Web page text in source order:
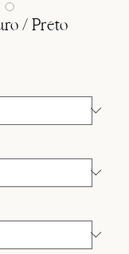
/ Preto